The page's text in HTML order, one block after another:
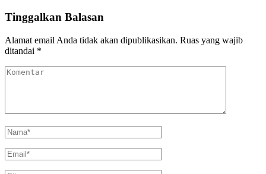
Tinggalkan Balasan
Alamat email Anda tidak akan dipublikasikan. Ruas yang wajib
ditandai *